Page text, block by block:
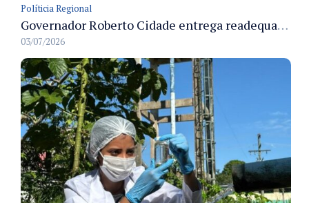
Políticia Regional
Governador Roberto Cidade entrega readequação do ambulatório da FCecon e amplia capacidade de atendimento oncológico em Manaus
03/07/2026